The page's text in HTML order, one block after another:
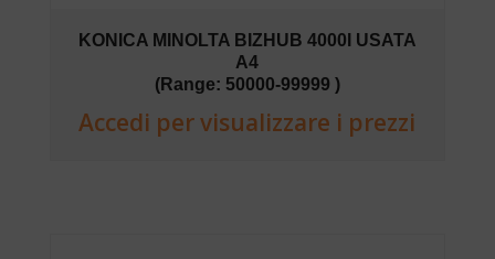
KONICA MINOLTA BIZHUB 4000I USATA
A4
(Range: 50000-99999 )
Accedi per visualizzare i prezzi